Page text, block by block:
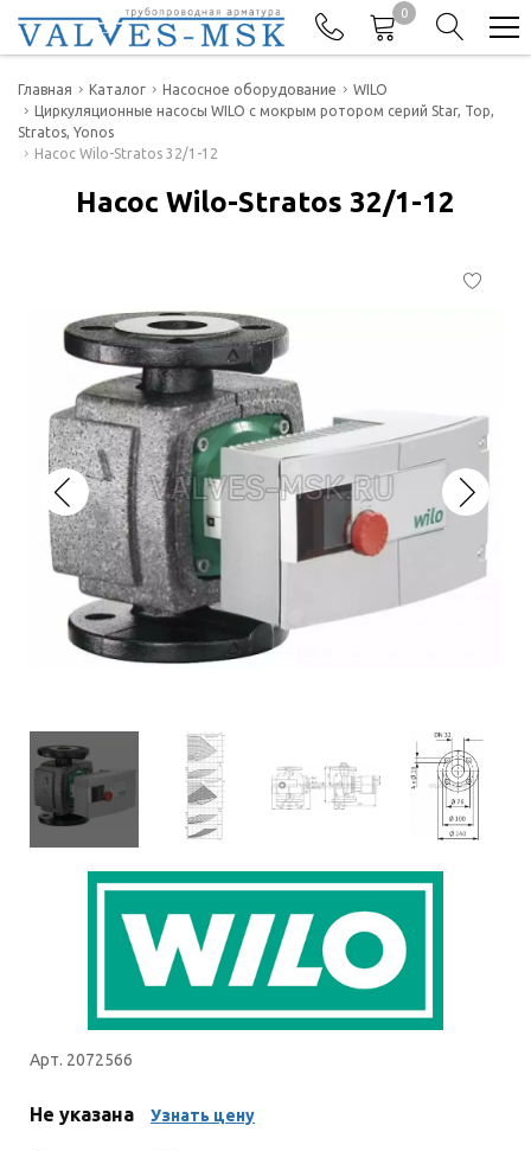
0
Телефоны
+7(977) 474-62-50
Отдел продаж
Главная Каталог Насосное оборудование
WILO
Циркуляционные насосы WILO с мокрым ротором серий Star, Top,
Stratos, Yonos
Насос Wilo-Stratos 32/1-12
Насос Wilo-Stratos 32/1-12
Арт. 2072566
Не указана Узнать цену